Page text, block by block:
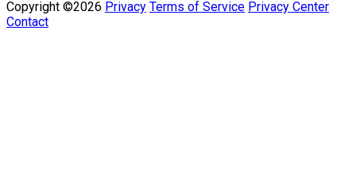
Copyright ©2026 Privacy Terms of Service Privacy Center
Contact